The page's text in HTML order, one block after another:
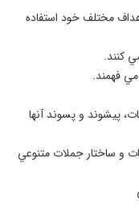
مختلف خود استفاده
كنند.
مي فهمند.
پيشوند و پسوند آنها
و ساختار جملات متنوعي